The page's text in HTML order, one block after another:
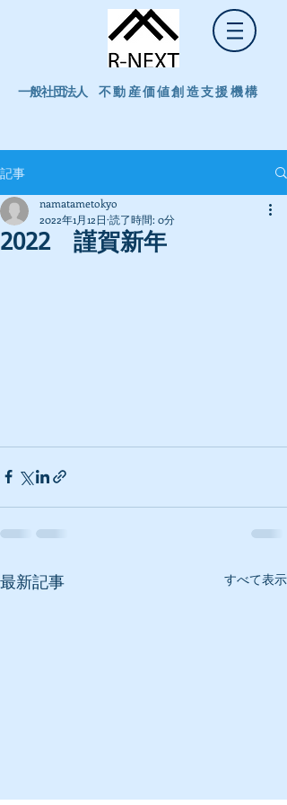
一般社団法人 不動産価値創造支援機構
記事
2022 謹賀新年
namatametokyo
2022年1月12日 読了時間: 0分
最新記事 すべて表示